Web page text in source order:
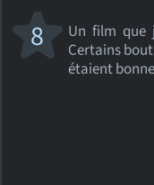
Un film que
Certains
étaient
8